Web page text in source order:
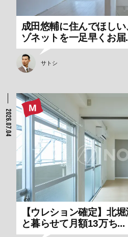
成田悠輔に住んでほし
ゾネットを一足早くお届
サトシ
2026.07.04
【ウレション確定】北
と暮らせて月額13万ち...